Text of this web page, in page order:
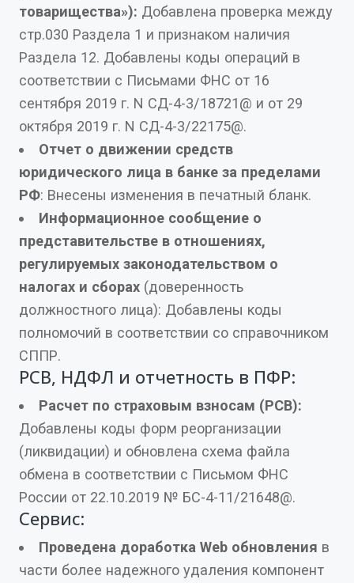
товарищества»): Добавлена проверка между
стр.030 Раздела 1 и признаком наличия
Раздела 12. Добавлены коды операций в
соответствии с Письмами ФНС от 16
сентября 2019 г. N СД-4-3/18721@ и от 29
октября 2019 г. N СД-4-3/22175@.
Отчет о движении средств
юридического лица в банке за пределами
РФ : Внесены изменения в печатный бланк.
Информационное сообщение о
представительстве в отношениях,
регулируемых законодательством о
налогах и сборах (доверенность
должностного лица): Добавлены коды
полномочий в соответствии со справочником
СППР.
РСВ, НДФЛ и отчетность в ПФР:
Расчет по страховым взносам (РСВ):
Добавлены коды форм реорганизации
(ликвидации) и обновлена схема файла
обмена в соответствии с Письмом ФНС
России от 22.10.2019 № БС-4-11/21648@.
Сервис:
Проведена доработка Web обновления в
части более надежного удаления компонент